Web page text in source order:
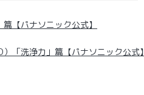
【パナソニック公式】
「洗浄力」篇【パナソニック公式】